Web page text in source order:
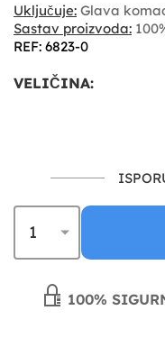
Uključuje: Glava
Sastav proizvoda:
REF: 6823-0
VELIČINA:
100%